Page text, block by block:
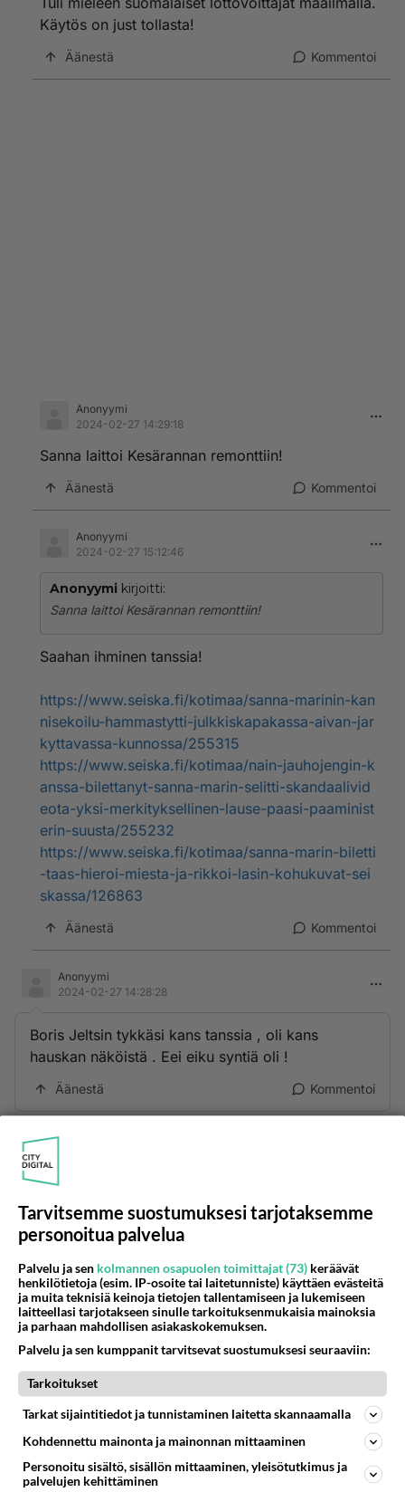
Käytös on just tollasta!
Äänestä Kommentoi
Anonyymi
2024-02-27 14:29:18
Sanna laittoi Kesärannan remonttiin!
Äänestä Kommentoi
Anonyymi
2024-02-27 15:12:46
Anonyymi kirjoitti:
Sanna laittoi Kesärannan remonttiin!
Saahan ihminen tanssia!
https://www.seiska.fi/kotimaa/sanna-marinin-kan
nisekoilu-hammastytti-julkkiskapakassa-aivan-jar
kyttavassa-kunnossa/255315
https://www.seiska.fi/kotimaa/nain-jauhojengin-k
anssa-bilettanyt-sanna-marin-selitti-skandaalivid
eota-yksi-merkityksellinen-lause-paasi-paaminist
erin-suusta/255232
https://www.seiska.fi/kotimaa/sanna-marin-biletti
-taas-hieroi-miesta-ja-rikkoi-lasin-kohukuvat-sei
skassa/126863
Äänestä Kommentoi
Anonyymi
2024-02-27 14:28:28
Boris Jeltsin tykkäsi kans tanssia , oli kans
hauskan näköistä . Eei eiku syntiä oli !
Äänestä Kommentoi
Jeltsin oli kanssa aina kännissä.
Äänestä Kommentoi
Tarvitsemme suostumuksesi tarjotaksemme
personoitua palvelua
Palvelu ja sen kolmannen osapuolen toimittajat (73) keräävät
henkilötietoja (esim. IP-osoite tai laitetunniste) käyttäen evästeitä
ja muita teknisiä keinoja tietojen tallentamiseen ja lukemiseen
laitteellasi tarjotakseen sinulle tarkoituksenmukaisia mainoksia
ja parhaan mahdollisen asiakaskokemuksen.
Palvelu ja sen kumppanit tarvitsevat suostumuksesi seuraaviin:
Tarkoitukset
Tarkat sijaintitiedot ja tunnistaminen laitetta skannaamalla
Kohdennettu mainonta ja mainonnan mittaaminen
Personoitu sisältö, sisällön mittaaminen, yleisötutkimus ja
palvelujen kehittäminen